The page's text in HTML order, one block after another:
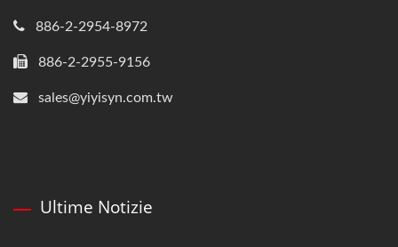
886-2-2954-8972
886-2-2955-9156
sales@yiyisyn.com.tw
Ultime Notizie